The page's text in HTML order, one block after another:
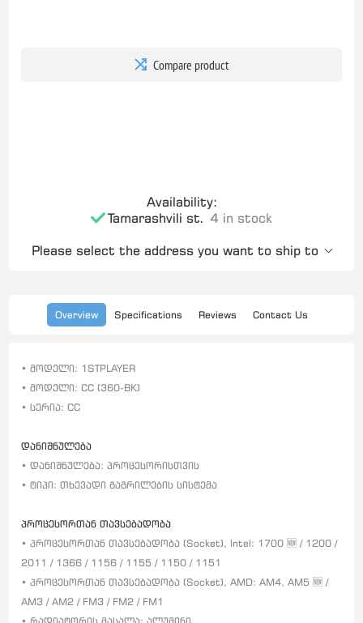
Compare product
Availability:
Tamarashvili st. 4 in stock
Please select the address you want to ship to
Overview Specifications Reviews Contact Us
• მოდელი: 1STPLAYER
• მოდელი: CC (360-BK)
• სერია: CC
დანიშნულება
• დანიშნულება: პროცესორისთვის
• ტიპი: თხევადი გაგრილების სისტემა
პროცესორთან თავსებადობა
• პროცესორთან თავსებადობა (Socket), Intel: 1700 🆕 / 1200 /
2011 / 1366 / 1156 / 1155 / 1150 / 1151
• პროცესორთან თავსებადობა (Socket), AMD: AM4, AM5 🆕 /
AM3 / AM2 / FM3 / FM2 / FM1